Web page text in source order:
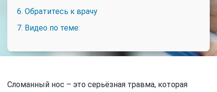
6. Обратитесь к врачу
7. Видео по теме:
Сломанный нос – это серьёзная травма, которая